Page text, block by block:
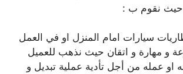
حيث نقوم ب :
سيارات امام المنزل او في العمل
و مهارة و اتقان حيث نذهب للعميل
او عمله من أجل تأدية عملية تبديل و